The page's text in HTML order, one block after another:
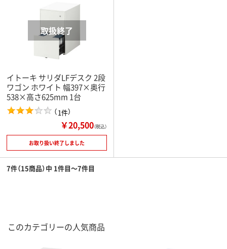
イトーキ サリダLFデスク 2段
ワゴン ホワイト 幅397×奥行
538×高さ625mm 1台
（1件）
￥20,500（税込）
お取り扱い終了しました
7件（15商品）中 1件目～7件目
このカテゴリーの人気商品